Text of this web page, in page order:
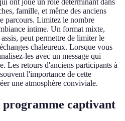
ont joué un rôle déterminant dans
famille, et même des anciens
parcours. Limitez le nombre
intime. Un format mixte,
peut permettre de limiter le
chaleureux. Lorsque vous
les avec un message qui
Les retours d'anciens participants à
l'importance de cette
une atmosphère conviviale.
captivant